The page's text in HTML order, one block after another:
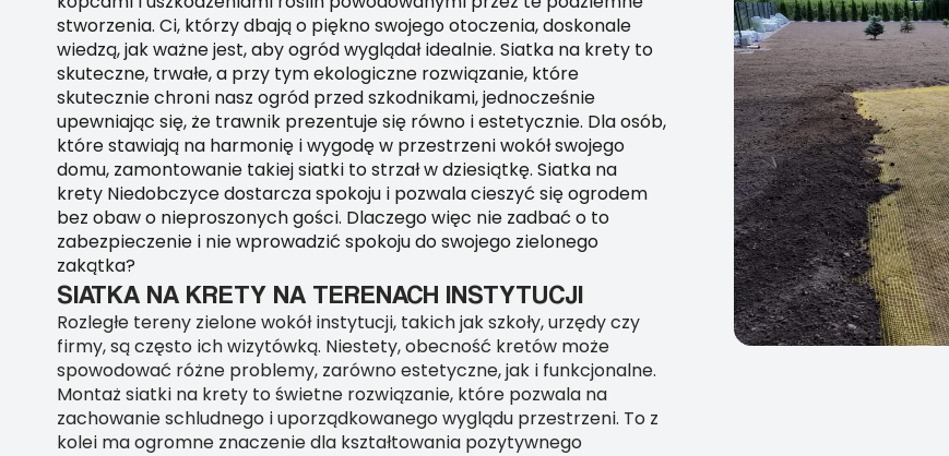
stworzenia. Ci, którzy dbają o piękno swojego otoczenia, doskonale
wiedzą, jak ważne jest, aby ogród wyglądał idealnie. Siatka na krety to
skuteczne, trwałe, a przy tym ekologiczne rozwiązanie, które
skutecznie chroni nasz ogród przed szkodnikami, jednocześnie
upewniając się, że trawnik prezentuje się równo i estetycznie. Dla osób,
które stawiają na harmonię i wygodę w przestrzeni wokół swojego
domu, zamontowanie takiej siatki to strzał w dziesiątkę. Siatka na
krety Niedobczyce dostarcza spokoju i pozwala cieszyć się ogrodem
bez obaw o nieproszonych gości. Dlaczego więc nie zadbać o to
zabezpieczenie i nie wprowadzić spokoju do swojego zielonego
zakątka?
SIATKA NA KRETY NA TERENACH INSTYTUCJI
Rozległe tereny zielone wokół instytucji, takich jak szkoły, urzędy czy
firmy, są często ich wizytówką. Niestety, obecność kretów może
spowodować różne problemy, zarówno estetyczne, jak i funkcjonalne.
Montaż siatki na krety to świetne rozwiązanie, które pozwala na
zachowanie schludnego i uporządkowanego wyglądu przestrzeni. To z
kolei ma ogromne znaczenie dla kształtowania pozytywnego